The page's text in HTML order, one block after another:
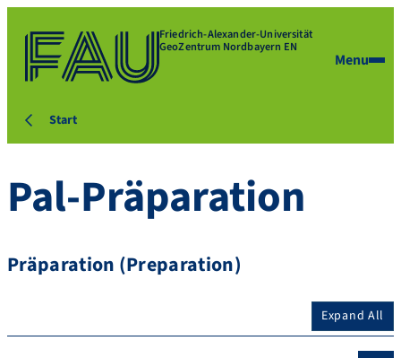
Friedrich-Alexander-Universität
GeoZentrum Nordbayern EN
Menu
Start
Pal-Präparation
Präparation (Preparation)
Expand All